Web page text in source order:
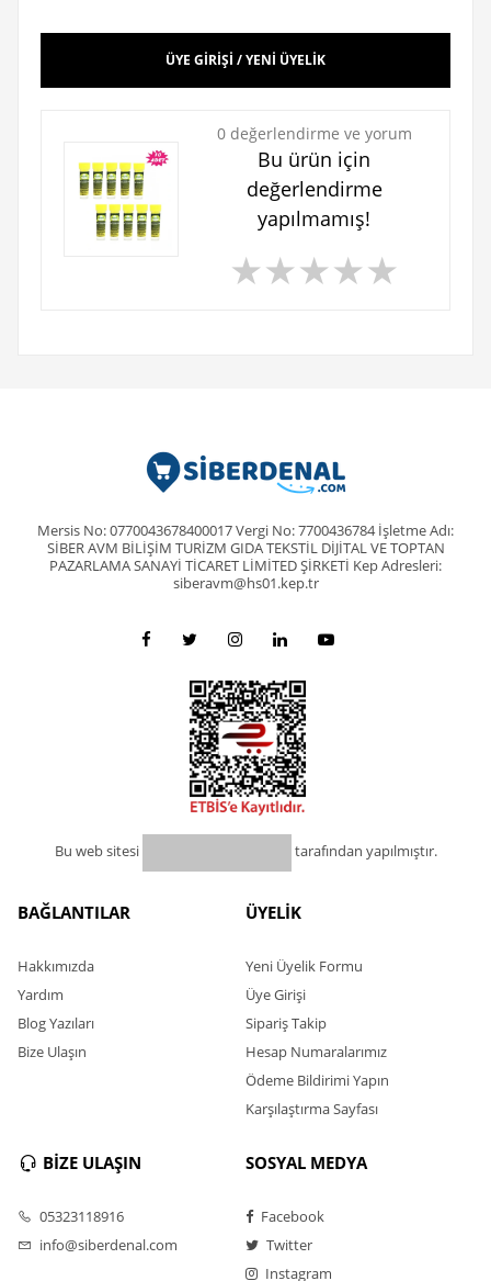
ÜYE GİRİŞİ / YENİ ÜYELİK
0 değerlendirme ve yorum
Bu ürün için
değerlendirme
yapılmamış!
★★★★★
Mersis No: 0770043678400017 Vergi No: 7700436784 İşletme Adı:
SİBER AVM BİLİŞİM TURİZM GIDA TEKSTİL DİJİTAL VE TOPTAN
PAZARLAMA SANAYİ TİCARET LİMİTED ŞİRKETİ Kep Adresleri:
siberavm@hs01.kep.tr
Bu web sitesi tarafından yapılmıştır.
BAĞLANTILAR
Hakkımızda
Yardım
Blog Yazıları
Bize Ulaşın
ÜYELİK
Yeni Üyelik Formu
Üye Girişi
Sipariş Takip
Hesap Numaralarımız
Ödeme Bildirimi Yapın
Karşılaştırma Sayfası
BİZE ULAŞIN
05323118916
info@siberdenal.com
SOSYAL MEDYA
Facebook
Twitter
Instagram